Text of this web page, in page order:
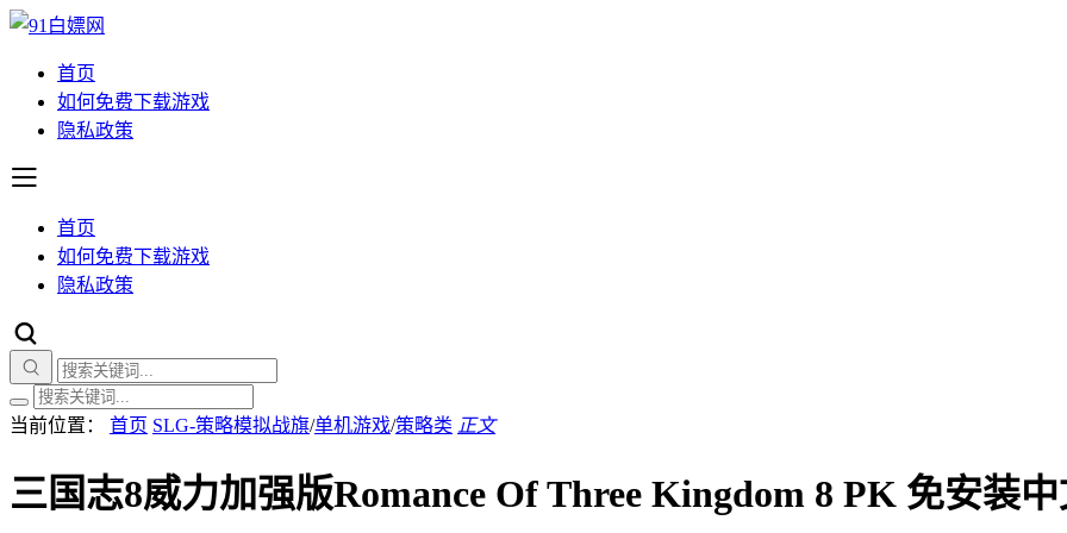
首页
如何免费下载游戏
隐私政策
首页
如何免费下载游戏
隐私政策
当前位置： 首页 SLG-策略模拟战旗/单机游戏/策略类 正文
三国志8威力加强版Romance Of Three Kingdom 8 PK 免安装